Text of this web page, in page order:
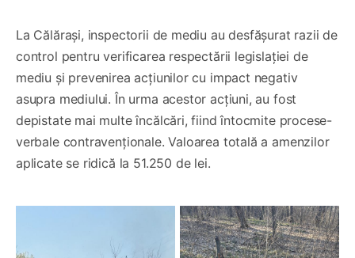
La Călărași, inspectorii de mediu au desfășurat razii de
control pentru verificarea respectării legislației de
mediu și prevenirea acțiunilor cu impact negativ
asupra mediului. În urma acestor acțiuni, au fost
depistate mai multe încălcări, fiind întocmite procese-
verbale contravenționale. Valoarea totală a amenzilor
aplicate se ridică la 51.250 de lei.